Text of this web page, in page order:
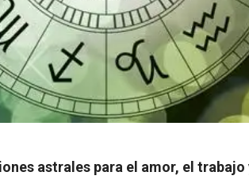
astrales para el amor, el